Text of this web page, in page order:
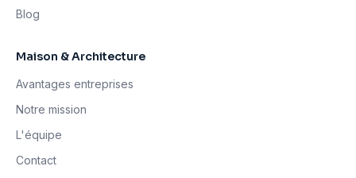
Blog
Maison & Architecture
Avantages entreprises
Notre mission
L'équipe
Contact